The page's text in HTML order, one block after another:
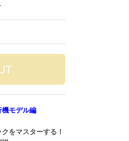
モデル編
をマスターする！